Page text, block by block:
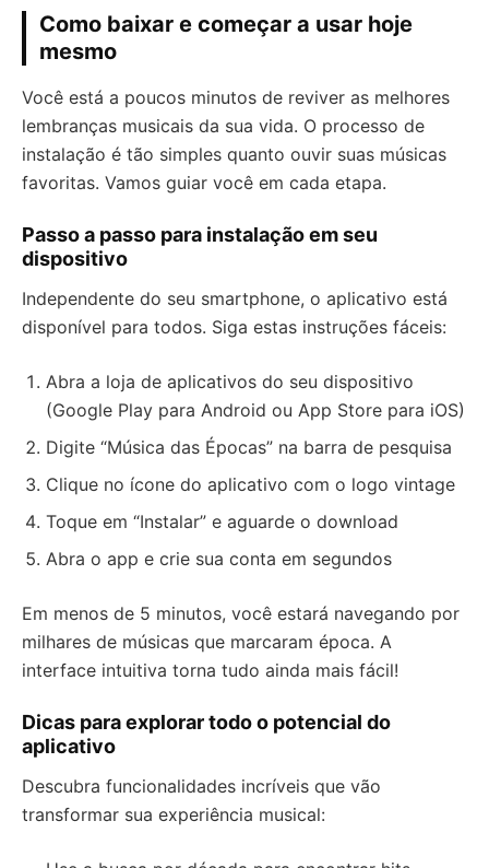
Como baixar e começar a usar hoje
mesmo
Você está a poucos minutos de reviver as melhores
lembranças musicais da sua vida. O processo de
instalação é tão simples quanto ouvir suas músicas
favoritas. Vamos guiar você em cada etapa.
Passo a passo para instalação em seu
dispositivo
Independente do seu smartphone, o aplicativo está
disponível para todos. Siga estas instruções fáceis:
Abra a loja de aplicativos do seu dispositivo
(Google Play para Android ou App Store para iOS)
Digite “Música das Épocas” na barra de pesquisa
Clique no ícone do aplicativo com o logo vintage
Toque em “Instalar” e aguarde o download
Abra o app e crie sua conta em segundos
Em menos de 5 minutos, você estará navegando por
milhares de músicas que marcaram época. A
interface intuitiva torna tudo ainda mais fácil!
Dicas para explorar todo o potencial do
aplicativo
Descubra funcionalidades incríveis que vão
transformar sua experiência musical: